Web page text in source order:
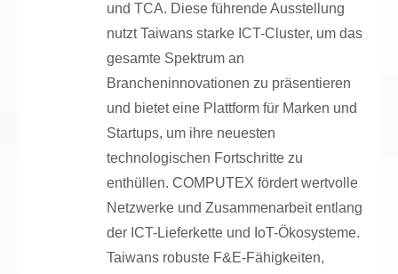
und TCA. Diese führende Ausstellung
nutzt Taiwans starke ICT-Cluster, um das
gesamte Spektrum an
Brancheninnovationen zu präsentieren
und bietet eine Plattform für Marken und
Startups, um ihre neuesten
technologischen Fortschritte zu
enthüllen. COMPUTEX fördert wertvolle
Netzwerke und Zusammenarbeit entlang
der ICT-Lieferkette und IoT-Ökosysteme.
Taiwans robuste F&E-Fähigkeiten,